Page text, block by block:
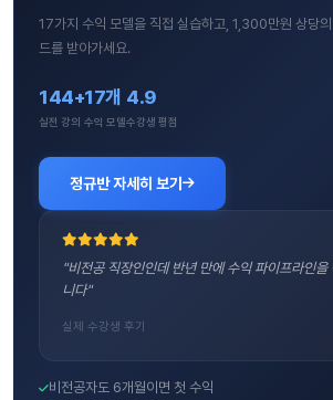
17가지 수익 모델을 직접 실습하고, 1,300만원 상당
드를 받아가세요.
144+
실전 강의
17개
수익 모델
4.9
수강생 평점
정규반 자세히 보기
"비전공 직장인인데 반년 만에 수익 파이프라인을
니다"
실제 수강생 후기
비전공자도 6개월이면 첫 수익